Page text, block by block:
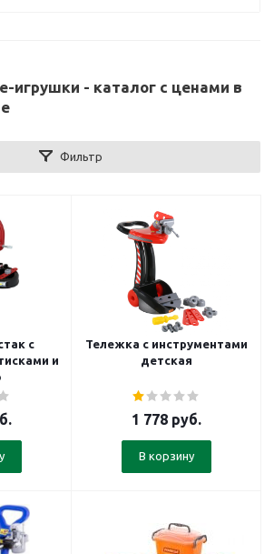
игрушки - каталог с ценами в
Фильтр
с
и
Тележка с инструментами
детская
1 778 руб.
В корзину